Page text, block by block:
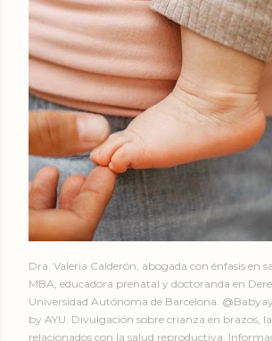
Dra. Valeria Calderón, abogada con énfasis en
MBA; educadora prenatal y doctoranda en
Universidad Autónoma de Barcelona.
by AYU. Divulgación sobre crianza en brazos,
relacionados con la salud reproductiva.